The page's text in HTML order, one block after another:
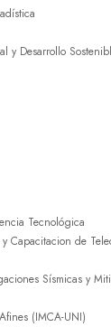
y Desarrollo
Tecnológica
Capacitacion de
Sísmicas y
(IMCA-UNI)